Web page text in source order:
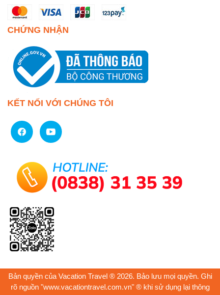
CHỨNG NHẬN
KẾT NỐI VỚI CHÚNG TÔI
Bản quyền của Vacation Travel ® 2026. Bảo lưu mọi quyền. Ghi
rõ nguồn "www.vacationtravel.com.vn" ® khi sử dụng lại thông